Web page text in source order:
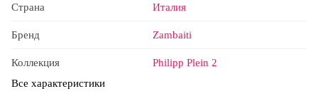
Страна Италия
Бренд Zambaiti
Коллекция
Philipp Plein 2
Все характеристики